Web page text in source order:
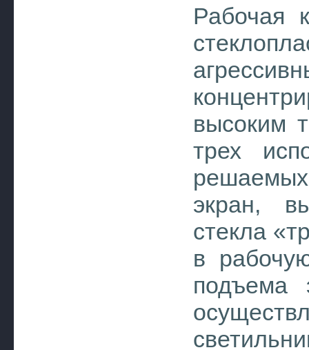
Рабочая
высоким
трех
экран,
стекла
в
подъема